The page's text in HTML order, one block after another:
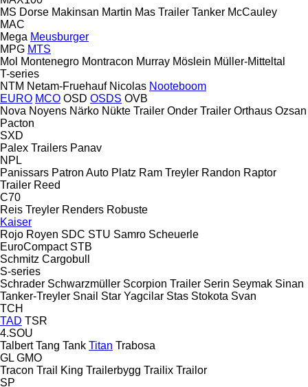
MS Dorse Makinsan Martin Mas Trailer Tanker McCauley
MAC
Mega Meusburger
MPG MTS
Mol Montenegro Montracon Murray Möslein Müller-Mitteltal
T-series
NTM Netam-Fruehauf Nicolas Nooteboom
EURO MCO OSD OSDS OVB
Nova Noyens Närko Nükte Trailer Onder Trailer Orthaus Ozsan
Pacton
SXD
Palex Trailers Panav
NPL
Panissars Patron Auto Platz Ram Treyler Randon Raptor
Trailer Reed
C70
Reis Treyler Renders Robuste
Kaiser
Rojo Royen SDC STU Samro Scheuerle
EuroCompact STB
Schmitz Cargobull
S-series
Schrader Schwarzmüller Scorpion Trailer Serin Seymak Sinan
Tanker-Treyler Snail Star Yagcilar Stas Stokota Svan
TCH
TAD TSR
4.SOU
Talbert Tang Tank Titan Trabosa
GL GMO
Tracon Trail King Trailerbygg Trailix Trailor
SP